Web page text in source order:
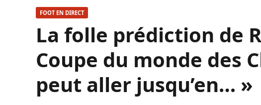
FOOT EN DIRECT
La folle prédiction de
Coupe du monde des
peut aller jusqu’en… »